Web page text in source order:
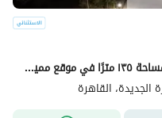
خصم 50% على سعر الكاش على شقة بمساحة ١٣٥ مترًا في موقع مميز بإطلالة مفتوحة مباشرة على المناظر الطبيعية في كمبوند تاج سيتي، مرحلة أوريغامي.
الجديدة، القاهرة